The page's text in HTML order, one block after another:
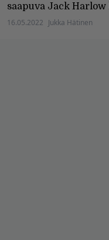
saapuva Jack
16.05.2022 Jukka Hätinen